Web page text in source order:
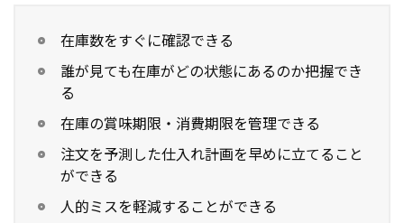
在庫数をすぐに確認できる
誰が見ても在庫がどの状態にあるのか把握でき
る
在庫の賞味期限・消費期限を管理できる
注文を予測した仕入れ計画を早めに立てること
ができる
人的ミスを軽減することができる